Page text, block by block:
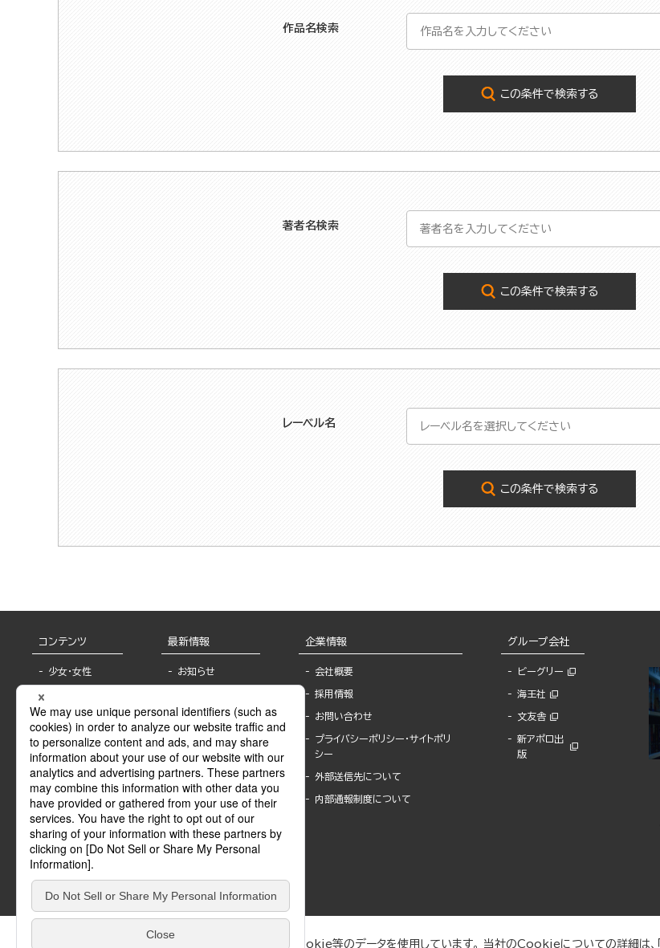
作品名検索
この条件で検索する
著者名検索
この条件で検索する
レーベル名
この条件で検索する
コンテンツ
少女・女性
BL
ライトノベル
青年・一般
グラビア・写真
モーター誌
SPECIAL
Sublicense
最新情報
お知らせ
報
書店様へ
海外ライセンシー
公式SNSアカウ
ント
作家一覧
Keyword list
Author list
企業情報
会社概要
採用情報
お問い合わせ
プライバシーポリシー・サイトポリ
シー
外部送信先について
内部通報制度について
グループ会社
ビーグリー
海王社
文友舎
新アポロ出
版
ぶんか社が運営するサイトでは、利便性向上のためにCookie等のデータを使用しています。 当社のCookieについての詳細は、「